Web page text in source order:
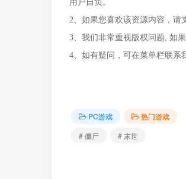
用户自负。
2、如果您喜欢该资源内容，请
3、我们非常重视版权问题, 如
4、如有疑问，可在菜单栏联系
PC游戏
热门游戏
# 僵尸
# 末世